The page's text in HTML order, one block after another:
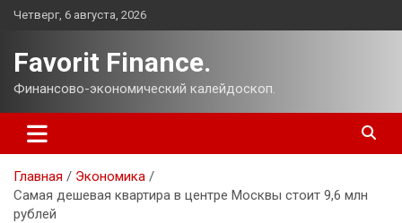
Перейти
Четверг, 6 августа, 2026
Favorit Finance.
Финансово-экономический калейдоскоп.
Главная
Экономика
Самая дешевая квартира в центре Москвы стоит 9,6 млн
рублей